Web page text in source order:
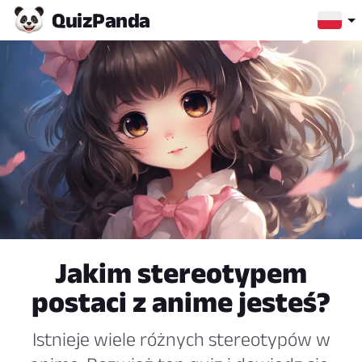
QuizPanda
Jakim stereotypem
postaci z anime jesteś?
Istnieje wiele różnych stereotypów w